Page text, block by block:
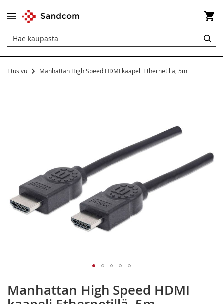
Etusivu Manhattan High Speed HDMI kaapeli Ethernetillä, 5m
kuvagallerian
alkuun
Manhattan High Speed HDMI